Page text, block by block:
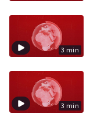
3 min
3 min